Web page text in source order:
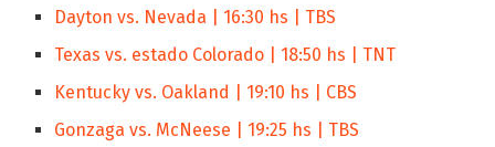
Dayton vs. Nevada | 16:30 hs | TBS
Texas vs. estado Colorado | 18:50 hs | TNT
Kentucky vs. Oakland | 19:10 hs | CBS
Gonzaga vs. McNeese | 19:25 hs | TBS